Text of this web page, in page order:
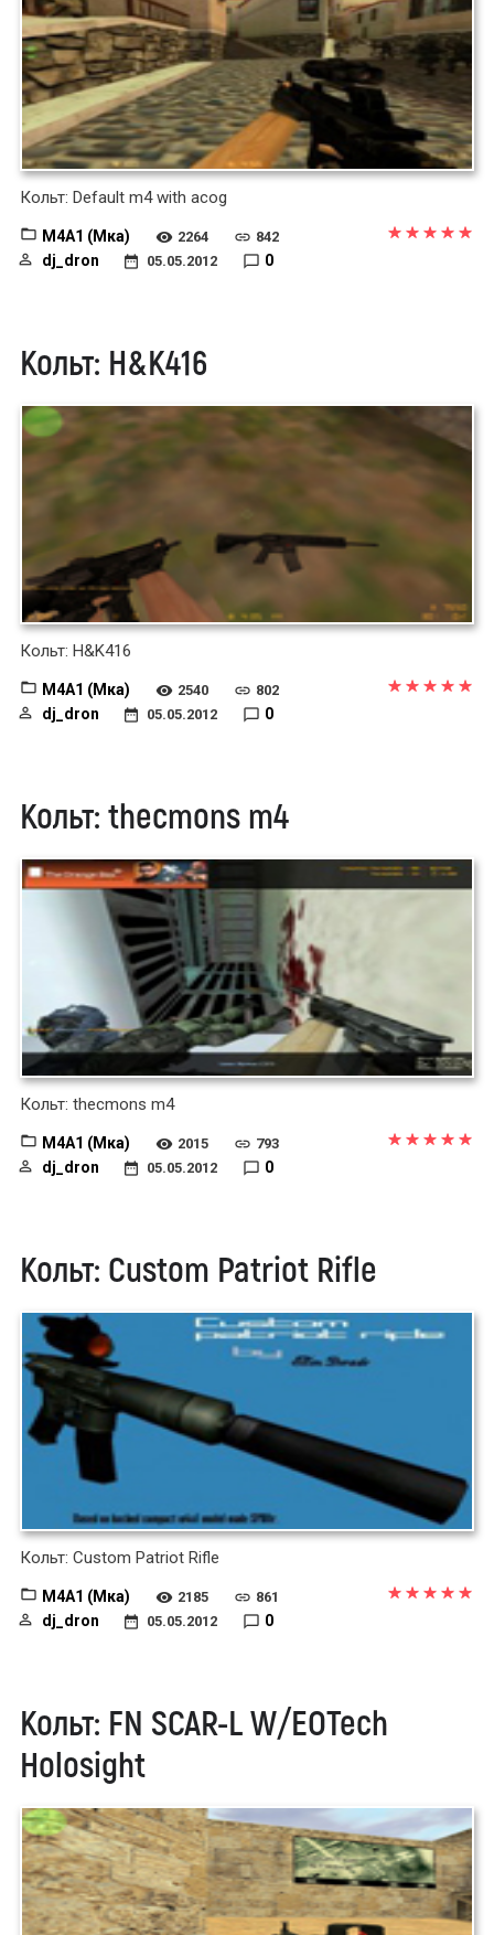
Кольт: Default m4 with acog
M4A1 (Мка) 2264 842
dj_dron 05.05.2012 0
Кольт: H&K416
Кольт: H&K416
M4A1 (Мка) 2540 802
dj_dron 05.05.2012 0
Кольт: thecmons m4
Кольт: thecmons m4
M4A1 (Мка) 2015 793
dj_dron 05.05.2012 0
Кольт: Custom Patriot Rifle
Кольт: Custom Patriot Rifle
M4A1 (Мка) 2185 861
dj_dron 05.05.2012 0
Кольт: FN SCAR-L W/EOTech
Holosight